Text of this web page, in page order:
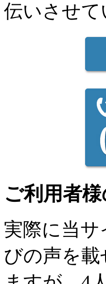
伝いさせ
ご利用者
実際に当
びの声を